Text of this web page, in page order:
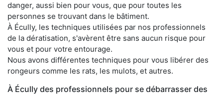
danger, aussi bien pour vous, que pour toutes les
personnes se trouvant dans le bâtiment.
À Écully, les techniques utilisées par nos professionnels
de la dératisation, s'avèrent être sans aucun risque pour
vous et pour votre entourage.
Nous avons différentes techniques pour vous libérer des
rongeurs comme les rats, les mulots, et autres.
À Écully des professionnels pour se débarrasser des